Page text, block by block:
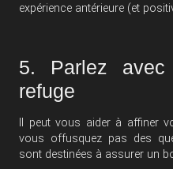
expérience antérieure (et
5. Parlez
refuge
Il peut vous aider à affiner
vous offusquez pas des
sont destinées à assurer un